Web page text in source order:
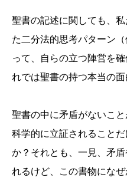
聖書の記述に関しても、
た二分法的思考パターン
って、自らの立つ陣営を
れでは聖書の持つ本当の面
聖書の中に矛盾がないこ
科学的に立証されること
か？それとも、一見、矛
れるけど、この書物にな